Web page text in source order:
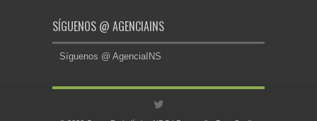
SÍGUENOS @ AGENCIAINS
Síguenos @ AgenciaINS